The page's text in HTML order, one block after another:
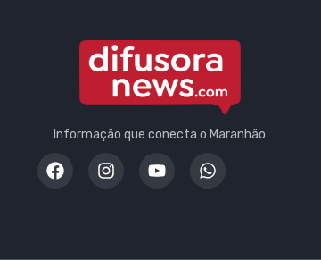
Informação que conecta o Maranhão